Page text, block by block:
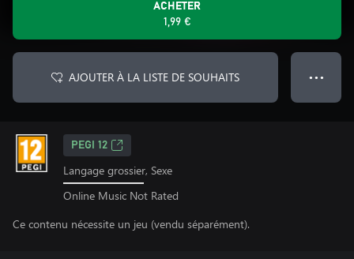
ACHETER
1,99 €
AJOUTER À LA LISTE DE SOUHAITS ● ● ●
PEGI 12
Langage grossier, Sexe
Online Music Not Rated
Ce contenu nécessite un jeu (vendu séparément).